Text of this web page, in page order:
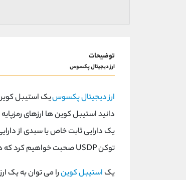
توضیحات
ارز دیجیتال پکسوس
ارز دیجیتال پکسوس
دانید استیبل کوین ها ارزهای
یک دارایی ثابت خاص یا سبدی از
توکن USDP صحبت خواهیم کرد که همانطور که گفتیم یک استیبل کوین به شمار می رود.
یک استیبل کوینرا می توان به یک